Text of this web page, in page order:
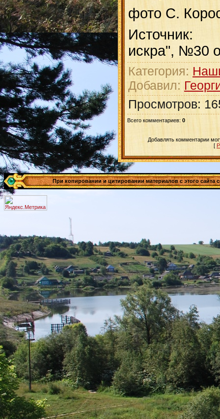
фото С.
искра", №30
Категория:
Добавил:
Просмотров:
Всего комментариев: 0
Добавлять комментарии
[
При копировании и цитировании материалов с этого сайта